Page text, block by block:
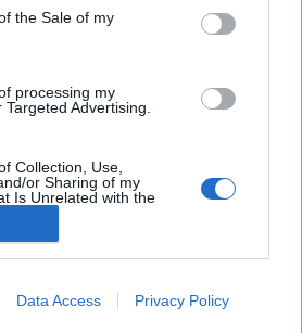
the Sale of my
processing my
Advertising.
Collection, Use,
or Sharing of my
Is Unrelated with the
it was collected.
Data Access Privacy Policy